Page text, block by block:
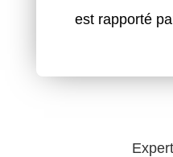
est rapporté